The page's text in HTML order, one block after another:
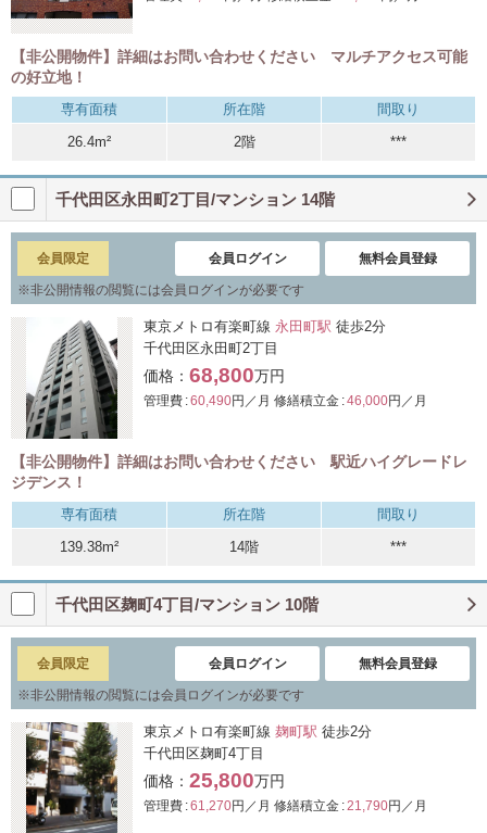
【非公開物件】詳細はお問い合わせください マルチアクセス可能
の好立地！
専有面積 所在階
間取り
26.4m²
2階 ***
千代田区永田町2丁目/マンション 14階
会員限定 会員ログイン 無料会員登録
※非公開情報の閲覧には会員ログインが必要です
東京メトロ有楽町線 永田町駅 徒歩2分
千代田区永田町2丁目
価格： 68,800万円
管理費 :60,490円／月 修繕積立金 :46,000円／月
【非公開物件】詳細はお問い合わせください 駅近ハイグレードレ
ジデンス！
専有面積 所在階
間取り
139.38m²
14階 ***
千代田区麹町4丁目/マンション 10階
会員限定 会員ログイン 無料会員登録
※非公開情報の閲覧には会員ログインが必要です
東京メトロ有楽町線 麹町駅 徒歩2分
千代田区麹町4丁目
価格： 25,800万円
管理費 :61,270円／月 修繕積立金 :21,790円／月